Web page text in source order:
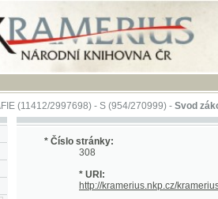
(11412/2997698) -S (954/270999)-Svod zákonův
* Číslo stránky:
308
* URI:
http://kramerius.nkp.cz/kramerius/